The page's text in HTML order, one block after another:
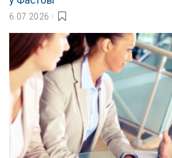
6.07.2026